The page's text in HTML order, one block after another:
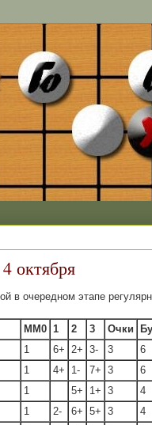
октября
в очередном этапе
MM0 1 2 3 Очки
1 6+ 2+ 3- 3 6
1 4+ 1- 7+ 3 6
1 5+ 1+ 3 4
1 2- 6+ 5+ 3 4